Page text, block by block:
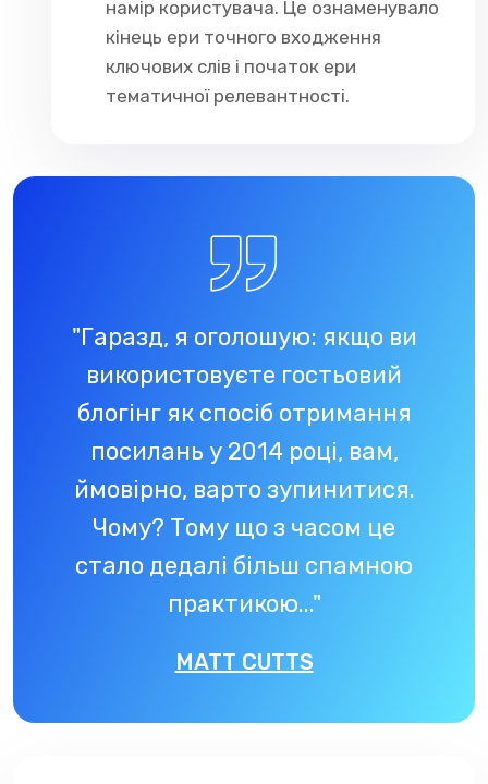
намір користувача. Це ознаменувало
кінець ери точного входження
ключових слів і початок ери
тематичної релевантності.
"Гаразд, я оголошую: якщо ви
використовуєте гостьовий
блогінг як спосіб отримання
посилань у 2014 році, вам,
ймовірно, варто зупинитися.
Чому? Тому що з часом це
стало дедалі більш спамною
практикою..."
MATT CUTTS